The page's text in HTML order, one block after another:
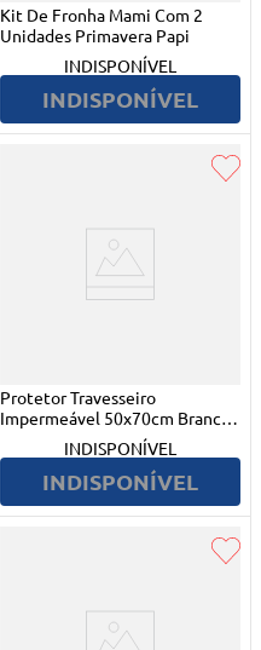
Kit De Fronha Mami Com 2
Unidades Primavera Papi
INDISPONÍVEL
INDISPONÍVEL
Protetor Travesseiro
Impermeável 50x70cm Branco
INDISPONÍVEL
INDISPONÍVEL